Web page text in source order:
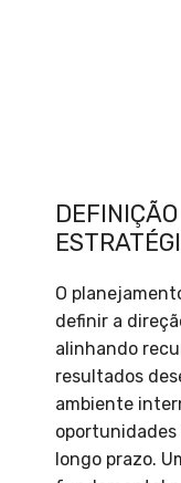
O
definir a
alinhando
resultados
ambiente
oportunidades
longo prazo.